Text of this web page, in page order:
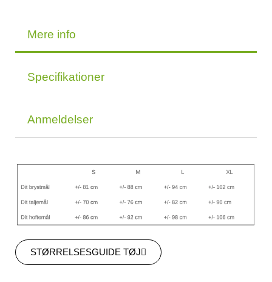
Mere info
Specifikationer
Anmeldelser
STØRRELSESGUIDE TØJ